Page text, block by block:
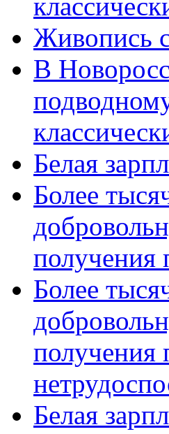
Живопись
В
Белая
Более
получения
Более
получения
Белая